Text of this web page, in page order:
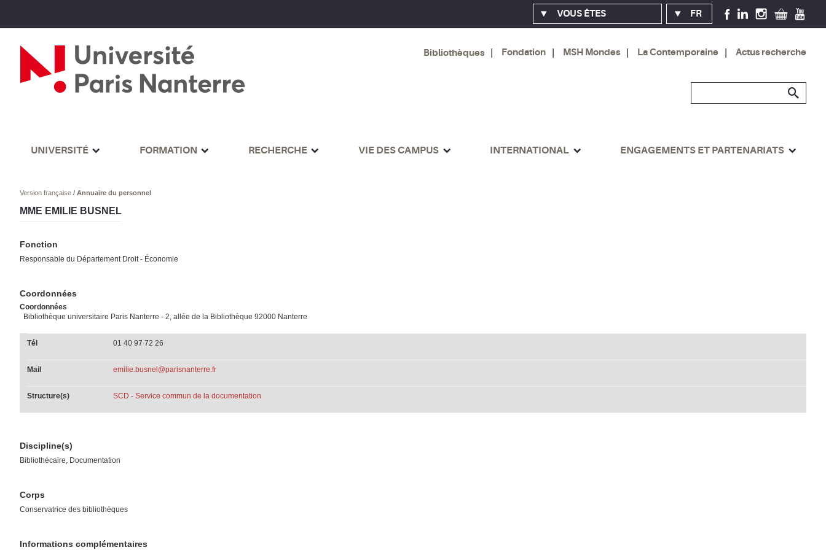
VOUS ÊTES FR
Bibliothèques Fondation MSH Mondes La Contemporaine Actus recherche
UNIVERSITÉ FORMATION RECHERCHE VIE DES CAMPUS INTERNATIONAL ENGAGEMENTS ET PARTENARIATS
Version française/ Annuaire du personnel
MME EMILIE BUSNEL
Fonction
Responsable du Département Droit - Économie
Coordonnées
Coordonnées
Bibliothèque universitaire Paris Nanterre - 2, allée de la Bibliothèque 92000 Nanterre
Tél 01 40 97 72 26
Mail emilie.busnel@parisnanterre.fr
Structure(s) SCD - Service commun de la documentation
Discipline(s)
Bibliothécaire, Documentation
Corps
Conservatrice des bibliothèques
Informations complémentaires